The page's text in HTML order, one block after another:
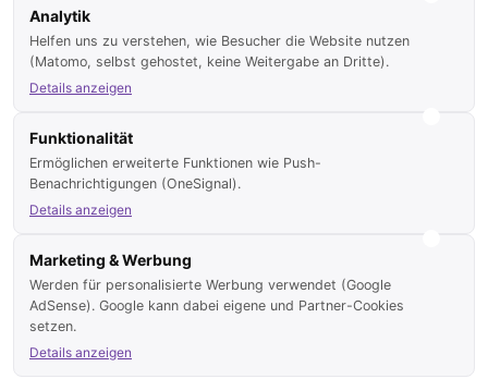
Seitenaufrufe heute:
Seitenaufrufe gestern: 13.789
© 2016-2026 by mallorcabsolut.com / made & powered by optProjects
Vorteile für Makler
Anbieter Übersicht
Nutzungsbedingungen
Bildnachweis
Analytik
Helfen uns zu verstehen, wie Besucher die Website nutzen
(Matomo, selbst gehostet, keine Weitergabe an Dritte).
Details anzeigen
Funktionalität
Ermöglichen erweiterte Funktionen wie Push-
Benachrichtigungen (OneSignal).
Details anzeigen
Marketing & Werbung
Werden für personalisierte Werbung verwendet (Google
AdSense). Google kann dabei eigene und Partner-Cookies
setzen.
Details anzeigen